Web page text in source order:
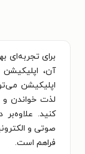
برای تجربه‌ای
آن،
اپلیکیشن
لذت خواندن
کنید.
صوتی و
فراهم است.